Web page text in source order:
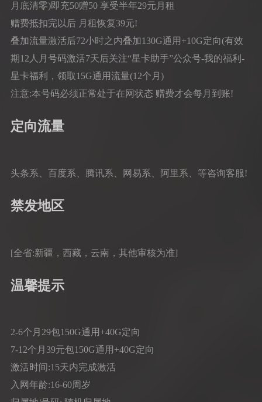
月底清零)即充50赠50 享受半年29元月租
赠费抵扣完以后 月租恢复39元!
叠加流量激活后72小时之内叠加130G通用+10G定向(有效
期12人月号码激活7天后关注“星卡助手”公众号-我的福利-
星卡福利，领取15G通用流量(12个月)
注意:本号码必须正常处于在网状态 赠费才会每月到账!
定向流量
头条系、百度系、腾讯系、网易系、阿里系、等咨询客服!
禁发地区
[全省:新疆，西藏，云南，其他审核为准]
温馨提示
2-6个月29包150G通用+40G定向
7-12个月39元包150G通用+40G定向
激活时间:15天内完成激活
入网年龄:16-60周岁